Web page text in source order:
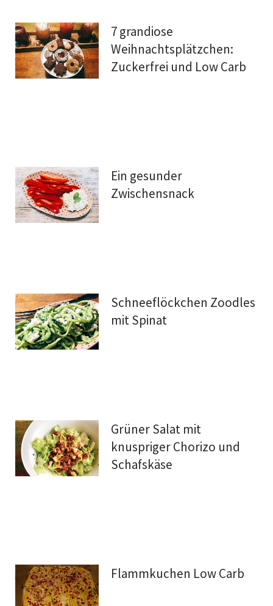
7 grandiose
Weihnachtsplätzchen:
Zuckerfrei und Low Carb
Ein gesunder
Zwischensnack
Schneeflöckchen Zoodles
mit Spinat
Grüner Salat mit
knuspriger Chorizo und
Schafskäse
Flammkuchen Low Carb